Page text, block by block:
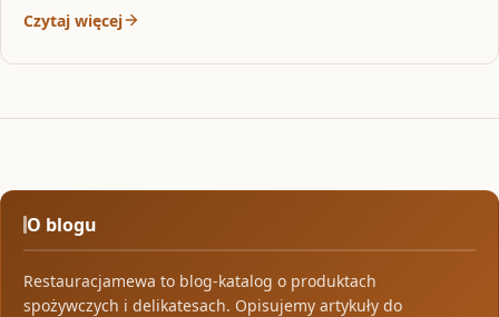
Czytaj więcej
O blogu
Restauracjamewa to blog-katalog o produktach
spożywczych i delikatesach. Opisujemy artykuły do